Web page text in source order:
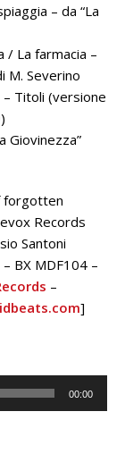
– da “La
/ La farmacia –
M. Severino
– Titoli (versione
Giovinezza”
forgotten
Records
Santoni
– BX MDF104 –
–
]
00:00